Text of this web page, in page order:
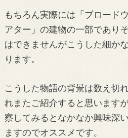
もちろん実際には「ブロード
アター」の建物の一部であり
はできませんがこうした細か
ります。
こうした物語の背景は数え切
れまたご紹介すると思います
察してみるとなかなか興味深
ますのでオススメです。